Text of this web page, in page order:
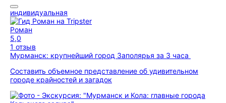
индивидуальная
Роман
5,0
1 отзыв
Мурманск: крупнейший город Заполярья за 3 часа
Составить объемное представление об удивительном
городе крайностей и загадок